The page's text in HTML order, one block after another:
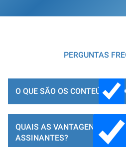
PERGUNTAS
O QUE SÃO OS CONTEÚDOS
QUAIS AS VANTAGENS PARA
ASSINANTES?